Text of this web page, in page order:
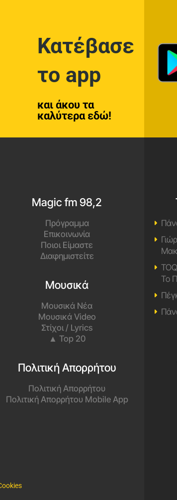
Κατέβασε
το app
και άκου τα
καλύτερα εδώ!
Magic fm 98,2
Πρόγραμμα
Επικοινωνία
Ποιοι Είμαστε
Διαφημιστείτε
Μουσικά
Μουσικά Νέα
Μουσικά Video
Στίχοι / Lyrics
▲ Top 20
Πολιτική Απορρήτου
Πολιτική Απορρήτου
Πολιτική Απορρήτου Mobile App
Το